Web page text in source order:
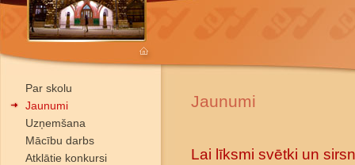
Par skolu
Jaunumi
Uzņemšana
Mācību darbs
Atklātie konkursi
Jaunumi
Lai līksmi svētki un